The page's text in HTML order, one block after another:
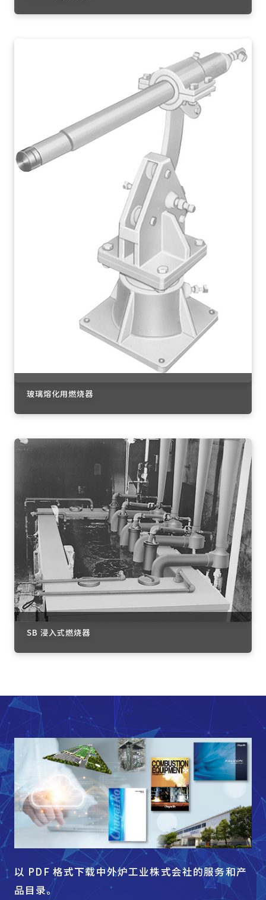
玻璃熔化用燃烧器
SB 浸入式燃烧器
以 PDF 格式下载中外炉工业株式会社的服务和产
品目录。